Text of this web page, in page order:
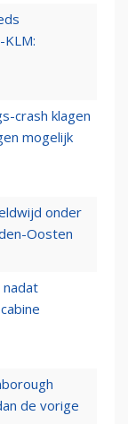
crash klagen
mogelijk
onder
Oosten
nadat
de vorige